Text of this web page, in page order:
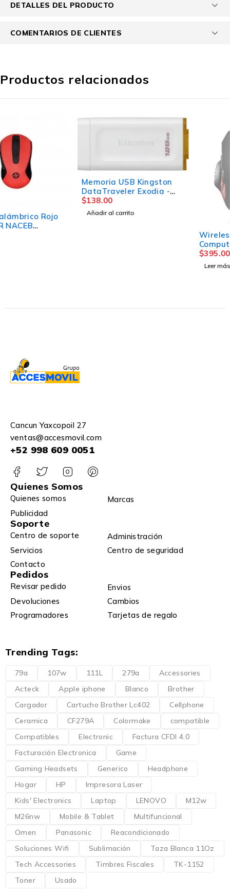
DETALLES DEL PRODUCTO
COMENTARIOS DE CLIENTES
Productos relacionados
Memoria USB Kingston
DataTraveler Exodia -
128GB - USB 3.2 - Blanco
Añadir al carrito
Wireless Mouse For
Cancun Yaxcopoil 27
ventas@accesmovil.com
+52 998 609 0051
Quienes Somos
Quienes somos
Marcas
Publicidad
Soporte
Centro de soporte
Administración
Servicios
Centro de seguridad
Contacto
Pedidos
Revisar pedido
Envios
Devoluciones
Cambios
Programadores
Tarjetas de regalo
Trending Tags:
79a 107w 111L 279a
Accessories
Acteck
Apple iphone Blanco
Brother
Cargador
Cartucho Brother Lc402
Cellphone
Ceramica
CF279A Colormake
compatible
Compatibles
Electronic
Factura CFDI 4.0
Facturación Electronica
Game
Gaming Headsets
Generico
Headphone
Hogar
HP
Impresora Laser
Kids' Electronics
Laptop LENOVO
M12w
M26nw
Mobile & Tablet
Multifuncional
Omen
Panasonic
Reacondicionado
Soluciones Wifi
Sublimación
Taza Blanca 11Oz
Tech Accessories
Timbres Fiscales
TK-1152
Toner
Usado